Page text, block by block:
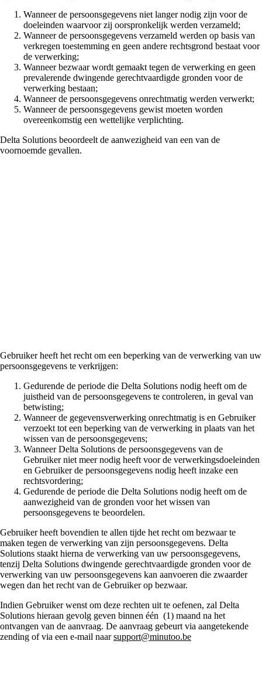
Wanneer de persoonsgegevens niet langer nodig zijn voor de
doeleinden waarvoor zij oorspronkelijk werden verzameld;
Wanneer de persoonsgegevens verzameld werden op basis van
verkregen toestemming en geen andere rechtsgrond bestaat voor
de verwerking;
Wanneer bezwaar wordt gemaakt tegen de verwerking en geen
prevalerende dwingende gerechtvaardigde gronden voor de
verwerking bestaan;
Wanneer de persoonsgegevens onrechtmatig werden verwerkt;
Wanneer de persoonsgegevens gewist moeten worden
overeenkomstig een wettelijke verplichting.
Delta Solutions beoordeelt de aanwezigheid van een van de
voornoemde gevallen.
Gebruiker heeft het recht om een beperking van de verwerking van uw
persoonsgegevens te verkrijgen:
Gedurende de periode die Delta Solutions nodig heeft om de
juistheid van de persoonsgegevens te controleren, in geval van
betwisting;
Wanneer de gegevensverwerking onrechtmatig is en Gebruiker
verzoekt tot een beperking van de verwerking in plaats van het
wissen van de persoonsgegevens;
Wanneer Delta Solutions de persoonsgegevens van de
Gebruiker niet meer nodig heeft voor de verwerkingsdoeleinden
en Gebruiker de persoonsgegevens nodig heeft inzake een
rechtsvordering;
Gedurende de periode die Delta Solutions nodig heeft om de
aanwezigheid van de gronden voor het wissen van
persoonsgegevens te beoordelen.
Gebruiker heeft bovendien te allen tijde het recht om bezwaar te
maken tegen de verwerking van zijn persoonsgegevens. Delta
Solutions staakt hierna de verwerking van uw persoonsgegevens,
tenzij Delta Solutions dwingende gerechtvaardigde gronden voor de
verwerking van uw persoonsgegevens kan aanvoeren die zwaarder
wegen dan het recht van de Gebruiker op bezwaar.
Indien Gebruiker wenst om deze rechten uit te oefenen, zal Delta
Solutions hieraan gevolg geven binnen één (1) maand na het
ontvangen van de aanvraag. De aanvraag gebeurt via aangetekende
zending of via een e-mail naarsupport@minutoo.be